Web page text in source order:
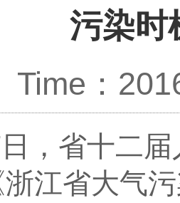
污染时
Time：
，省十二
江省大气